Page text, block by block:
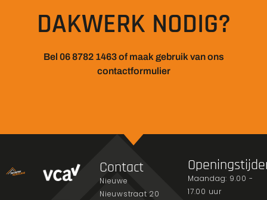
DAKWERK NODIG?
Bel 06 8782 1463 of maak gebruik van ons
contactformulier
Contact
Nieuwe
Nieuwstraat 20
Maandag: 9.00 -
17.00 uur